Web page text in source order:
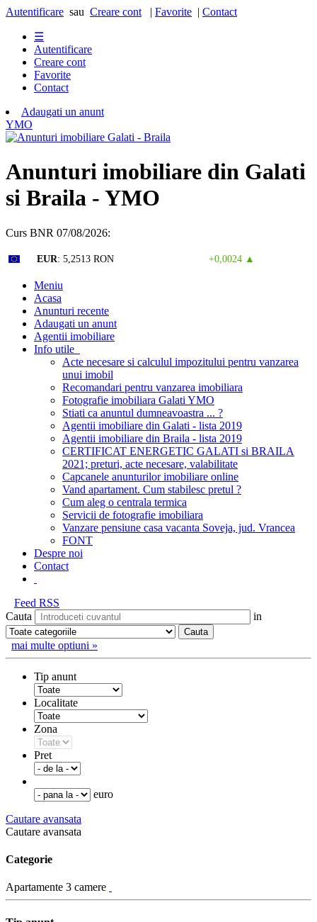
Autentificare sau Creare cont | Favorite | Contact
☰
Autentificare
Creare cont
Favorite
Contact
Adaugati un anunt
YMO
Anunturi imobiliare din Galati
si Braila - YMO
Curs BNR 07/08/2026:
EUR: 5,2513 RON +0,0024 ▲
Meniu
Acasa
Anunturi recente
Adaugati un anunt
Agentii imobiliare
Info utile
Acte necesare si calculul impozitului pentru vanzarea
unui imobil
Recomandari pentru vanzarea imobiliara
Fotografie imobiliara Galati YMO
Stiati ca anuntul dumneavoastra ... ?
Agentii imobiliare din Galati - lista 2019
Agentii imobiliare din Braila - lista 2019
CERTIFICAT ENERGETIC GALATI si BRAILA
2021; preturi, acte necesare, valabilitate
Capcanele anunturilor imobiliare online
Vand apartament. Cum stabilesc pretul ?
Cum aleg o centrala termica
Servicii de fotografie imobiliara
Vanzare pensiune casa vacanta Soveja, jud. Vrancea
FONT
Despre noi
Contact
Feed RSS
Cauta
in
mai multe optiuni »
Tip anunt
Localitate
Zona
Pret
euro
Cautare avansata
Cautare avansata
Categorie
Apartamente 3 camere